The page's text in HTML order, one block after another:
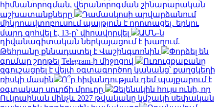
հիմնանորոգման, վերանորոգման շինարարական
աշխատանքները
Դամասկոսի արվարձանում
միկրոավտոբուսում պայթյուն է որոտացել․ երկու
մարդ զոհվել է, 13-ը՝ վիրավորվել
ԱՄՆ-ն
դիվանագիտական ներկայացում է խաղում.
Թեհրանը քննադատել է Վաշինգտոնին
Փորձել են
գումար շորթել Telegram-ի միջոցով
Ուռուցքաբանը
զգուշացրել է վեյփ օգտագործող կանանց՝ քաղցկեղի
ռիսկի մասին
Ո՞ր հիվանդության դեմ պայքարում է
օգտակար սուրճի մրուրը
Զելենսկին հույս ունի, որ
Ուկրաինան մինչև 2027 թվականը կմշակի սեփական